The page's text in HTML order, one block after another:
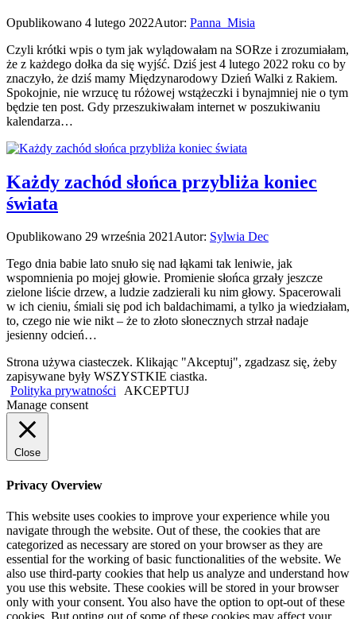
Opublikowano 4 lutego 2022Autor: Panna_Misia
Czyli krótki wpis o tym jak wylądowałam na SORze i zrozumiałam,
że z każdego dołka da się wyjść. Dziś jest 4 lutego 2022 roku co by
znaczyło, że dziś mamy Międzynarodowy Dzień Walki z Rakiem.
Spokojnie, nie wrzucę tu różowej wstążeczki i bynajmniej nie o tym
będzie ten post. Gdy przeszukiwałam internet w poszukiwaniu
kalendarza…
Każdy zachód słońca przybliża koniec
świata
Opublikowano 29 września 2021Autor: Sylwia Dec
Tego dnia babie lato snuło się nad łąkami tak leniwie, jak
wspomnienia po mojej głowie. Promienie słońca grzały jeszcze
zielone liście drzew, a ludzie zadzierali ku nim głowy. Spacerowali
w ich cieniu, śmiali się pod ich baldachimami, a tylko ja wiedziałam,
to, czego nie wie nikt – że to złoto słonecznych strzał nadaje
jesienny odcień…
Strona używa ciasteczek. Klikając "Akceptuj", zgadzasz się, żeby
zapisywane były WSZYSTKIE ciastka.
Polityka prywatności AKCEPTUJ
Manage consent
Close
Privacy Overview
This website uses cookies to improve your experience while you
navigate through the website. Out of these, the cookies that are
categorized as necessary are stored on your browser as they are
essential for the working of basic functionalities of the website. We
also use third-party cookies that help us analyze and understand how
you use this website. These cookies will be stored in your browser
only with your consent. You also have the option to opt-out of these
cookies. But opting out of some of these cookies may affect your